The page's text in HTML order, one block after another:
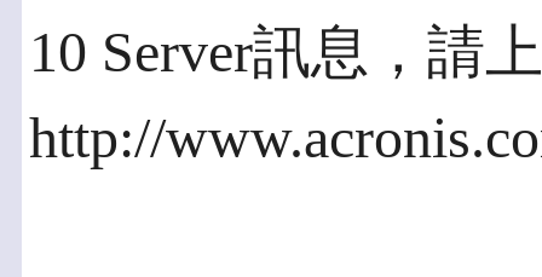
10 Server訊息，請
http://